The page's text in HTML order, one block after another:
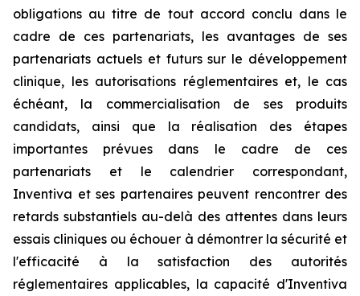
obligations au titre de tout accord conclu dans le
cadre de ces partenariats, les avantages de ses
partenariats actuels et futurs sur le développement
clinique, les autorisations réglementaires et, le cas
échéant, la commercialisation de ses produits
candidats, ainsi que la réalisation des étapes
importantes prévues dans le cadre de ces
partenariats et le calendrier correspondant,
Inventiva et ses partenaires peuvent rencontrer des
retards substantiels au-delà des attentes dans leurs
essais cliniques ou échouer à démontrer la sécurité et
l'efficacité à la satisfaction des autorités
réglementaires applicables, la capacité d'Inventiva